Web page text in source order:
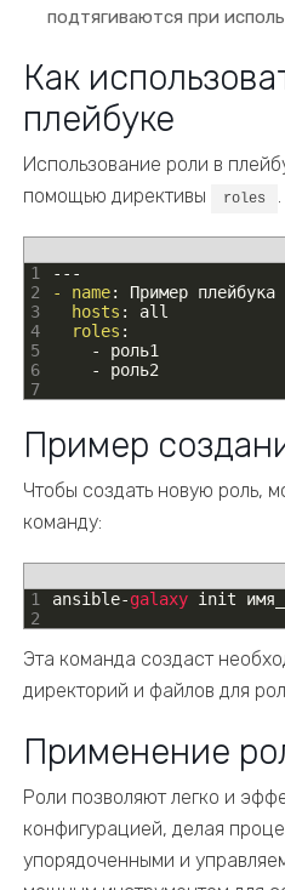
подтягиваются при
Как
плейбуке
Использование роли в
помощью директивы
roles
1
2
3
4
5
6
7
---
- name: Пример плейбука
hosts : all
roles :
-
роль1
-
роль2
Пример
Чтобы создать новую роль,
команду:
1
2
ansible-galaxy init имя
Эта команда создаст
директорий и файлов для
Применение
Роли позволяют легко и
конфигурацией, делая
упорядоченными и